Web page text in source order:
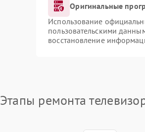
Оригинальные
Использование
пользовательскими
восстановление
Этапы ремонта